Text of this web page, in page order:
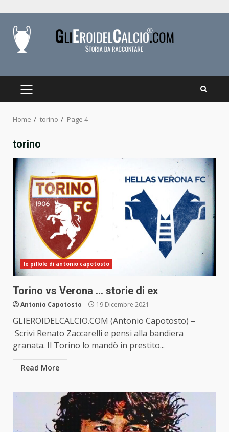
content
PRIMARY
Home torino Page 4
torino
le pillole di antonio capotosto
Torino vs Verona … storie di ex
Antonio Capotosto 19 Dicembre 2021
GLIEROIDELCALCIO.COM (Antonio Capotosto) –
Scrivi Renato Zaccarelli e pensi alla bandiera
granata. Il Torino lo mandò in prestito...
Read More